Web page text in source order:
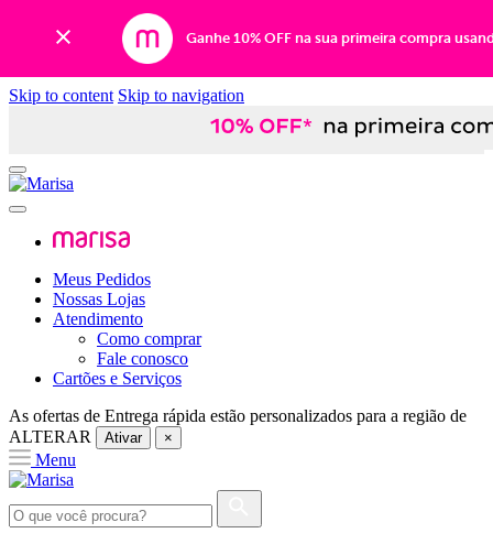
Ganhe 10% OFF na sua primeira compra
Skip to content Skip to navigation
Meus Pedidos
Nossas Lojas
Atendimento
Como comprar
Fale conosco
Cartões e Serviços
As ofertas de Entrega rápida estão personalizados para a região de
ALTERAR
Ativar ×
Menu